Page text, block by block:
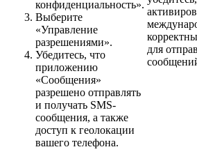
конфиденциальность».
Выберите
«Управление
разрешениями».
Убедитесь, что
приложению
«Сообщения»
разрешено отправлять
и получать SMS-
сообщения, а также
доступ к геолокации
вашего телефона.
для